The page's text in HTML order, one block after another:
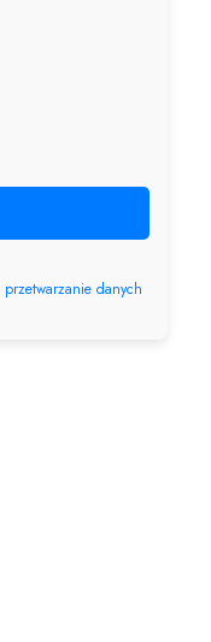
przetwarzanie danych